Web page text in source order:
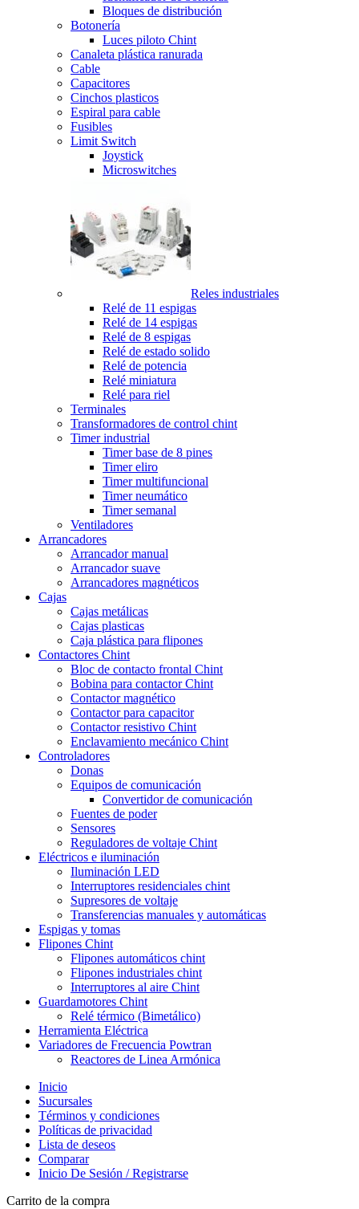
Bloques de distribución
Botonería
Luces piloto Chint
Canaleta plástica ranurada
Cable
Capacitores
Cinchos plasticos
Espiral para cable
Fusibles
Limit Switch
Joystick
Microswitches
Reles industriales
Relé de 11 espigas
Relé de 14 espigas
Relé de 8 espigas
Relé de estado solido
Relé de potencia
Relé miniatura
Relé para riel
Terminales
Transformadores de control chint
Timer industrial
Timer base de 8 pines
Timer eliro
Timer multifuncional
Timer neumático
Timer semanal
Ventiladores
Arrancadores
Arrancador manual
Arrancador suave
Arrancadores magnéticos
Cajas
Cajas metálicas
Cajas plasticas
Caja plástica para flipones
Contactores Chint
Bloc de contacto frontal Chint
Bobina para contactor Chint
Contactor magnético
Contactor para capacitor
Contactor resistivo Chint
Enclavamiento mecánico Chint
Controladores
Donas
Equipos de comunicación
Convertidor de comunicación
Fuentes de poder
Sensores
Reguladores de voltaje Chint
Eléctricos e iluminación
Iluminación LED
Interruptores residenciales chint
Supresores de voltaje
Transferencias manuales y automáticas
Espigas y tomas
Flipones Chint
Flipones automáticos chint
Flipones industriales chint
Interruptores al aire Chint
Guardamotores Chint
Relé térmico (Bimetálico)
Herramienta Eléctrica
Variadores de Frecuencia Powtran
Reactores de Linea Armónica
Inicio
Sucursales
Términos y condiciones
Políticas de privacidad
Lista de deseos
Comparar
Inicio De Sesión / Registrarse
Carrito de la compra